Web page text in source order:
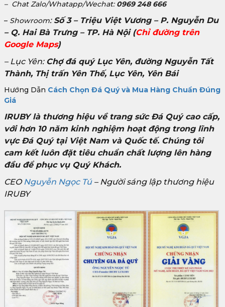
– Chat Zalo/Whatapp/Wechat: 0969 248 666
– Showroom: Số 3 – Triệu Việt Vương – P. Nguyễn Du
– Q. Hai Bà Trưng – TP. Hà Nội(Chỉ đường trên
Google Maps)
– Lục Yên: Chợ đá quý Lục Yên, đường Nguyễn Tất
Thành, Thị trấn Yên Thế, Lục Yên, Yên Bái
Hướng Dẫn Cách Chọn Đá Quý và Mua Hàng Chuẩn Đúng
Giá
IRUBY là thương hiệu về trang sức Đá Quý cao cấp,
với hơn 10 năm kinh nghiệm hoạt động trong lĩnh
vực Đá Quý tại Việt Nam và Quốc tế. Chúng tôi
cam kết luôn đặt tiêu chuẩn chất lượng lên hàng
đầu để phục vụ Quý Khách.
CEONguyễn Ngọc Tú– Người sáng lập thương hiệu
IRUBY